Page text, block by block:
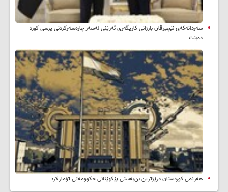
سه‌ردانه‌کەی نێچیرڤان بارزانی كاریگه‌ری ئه‌رێنی له‌سه‌ر چاره‌سه‌ركردنی پرسی كورد
ده‌بێت
هەرێمی کوردستان درێژترین بن‌بەستی پێکهێنانی حکوومەتی تۆمار کرد